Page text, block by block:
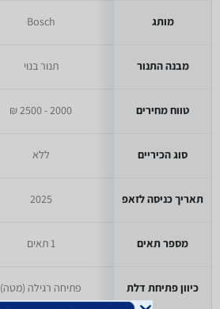
מותג
מבנה התנור
טווח מחירים
סוג הכיריים
תאריך כניסה לזאפ
מספר תאים
כיוון פתיחת דלת
Bosch
תנור בנוי
2000 - 2500 ₪
ללא
2025
1 תאים
פתיחה רגילה (מטה)